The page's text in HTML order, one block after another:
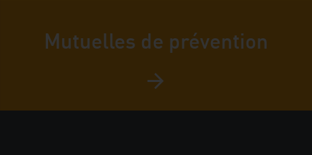
Mutuelles de prévention